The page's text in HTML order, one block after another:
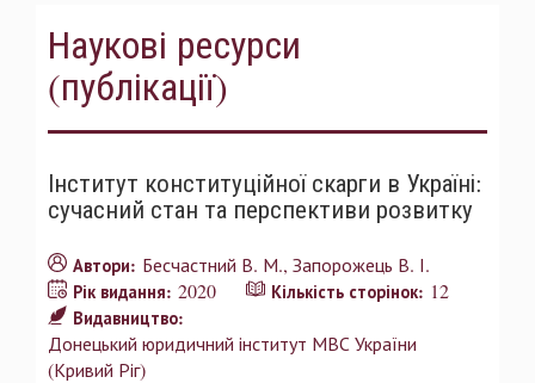
Наукові ресурси
(публікації)
Інститут конституційної скарги в Україні:
сучасний стан та перспективи розвитку
Автори: Бесчастний В. М. Запорожець В. І.
Рік видання: 2020 Кількість сторінок: 12
Видавництво:
Донецький юридичний інститут МВС України
(Кривий Ріг)